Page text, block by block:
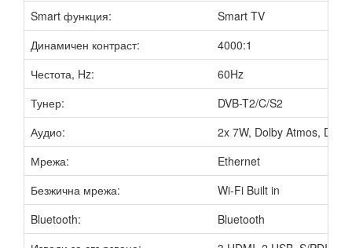
Smart функция:
Smart TV
Динамичен контраст:
4000:1
Честота, Hz:
60Hz
Тунер:
DVB-T2/C/S2
Аудио:
2x 7W, Dolby Atmos,
Мрежа:
Ethernet
Безжична мрежа:
Wi-Fi Built in
Bluetooth:
Bluetooth